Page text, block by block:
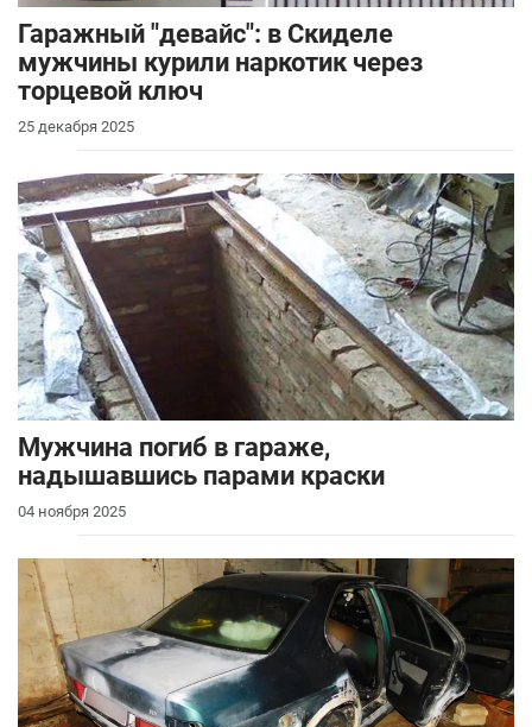
Гаражный "девайс": в Скиделе
мужчины курили наркотик через
торцевой ключ
25 декабря 2025
Мужчина погиб в гараже,
надышавшись парами краски
04 ноября 2025